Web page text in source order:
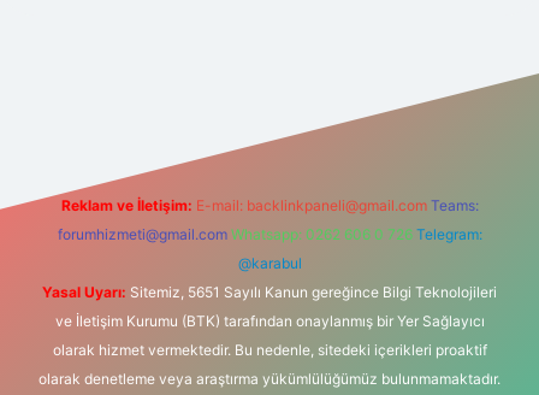
Reklam ve İletişim: E-mail: backlinkpaneli@gmail.com Teams:
forumhizmeti@gmail.com Whatsapp: 0262 606 0 726 Telegram:
@karabul
Yasal Uyarı: Sitemiz, 5651 Sayılı Kanun gereğince Bilgi Teknolojileri
ve İletişim Kurumu (BTK) tarafından onaylanmış bir Yer Sağlayıcı
olarak hizmet vermektedir. Bu nedenle, sitedeki içerikleri proaktif
olarak denetleme veya araştırma yükümlülüğümüz bulunmamaktadır.